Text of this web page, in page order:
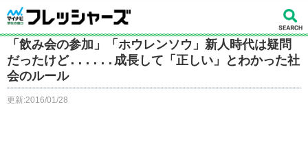
「飲み会の参加」「ホウレンソウ」新人時代は疑問
だったけど......成長して「正しい」とわかった社
会のルール
更新:2016/01/28